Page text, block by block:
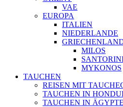
VAE
EUROPA
ITALIEN
NIEDERLANDE
MILOS
MYKONOS
TAUCHEN
REISEN MIT
TAUCHEN IN
TAUCHEN IN